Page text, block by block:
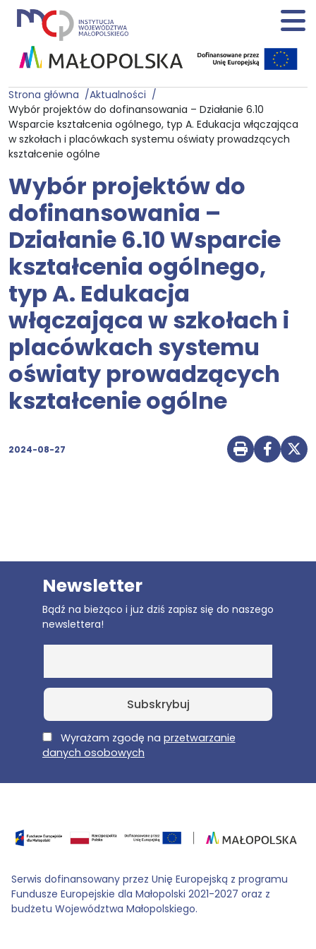
Strona główna
Aktualności
Wybór projektów do dofinansowania – Działanie 6.10
Wsparcie kształcenia ogólnego, typ A. Edukacja włączająca
w szkołach i placówkach systemu oświaty prowadzących
kształcenie ogólne
Wybór projektów do
dofinansowania –
Działanie 6.10 Wsparcie
kształcenia ogólnego,
typ A. Edukacja
włączająca w szkołach i
placówkach systemu
oświaty prowadzących
kształcenie ogólne
2024-08-27 Drukuj
Newsletter
Bądź na bieżąco i już dziś zapisz się do naszego
newslettera!
E-MailWyrażam zgodę na przetwarzanie
danych osobowych
Serwis dofinansowany przez Unię Europejską z programu
Fundusze Europejskie dla Małopolski 2021-2027 oraz z
budżetu Województwa Małopolskiego.